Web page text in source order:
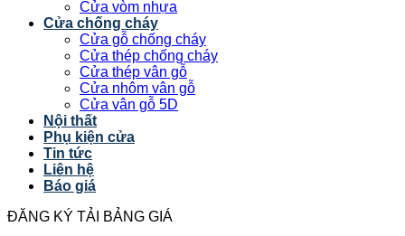
Cửa vòm nhựa
Cửa chống cháy
Cửa gỗ chống cháy
Cửa thép chống cháy
Cửa thép vân gỗ
Cửa nhôm vân gỗ
Cửa vân gỗ 5D
Nội thất
Phụ kiện cửa
Tin tức
Liên hệ
Báo giá
ĐĂNG KÝ TẢI BẢNG GIÁ